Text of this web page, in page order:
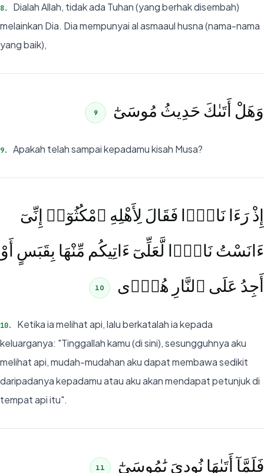
8.
Dialah Allah, tidak ada Tuhan (yang berhak disembah)
melainkan Dia. Dia mempunyai al asmaaul husna (nama-nama
yang baik),
وَهَلْ أَتَىٰكَ حَدِيثُ مُوسَىٰٓ 9
9. Apakah telah sampai kepadamu kisah Musa?
إِذْ رَءَا نَارًۭا فَقَالَ لِأَهْلِهِ ٱمْكُثُوٓا۟ إِنِّىٓ
ءَانَسْتُ نَارًۭا لَّعَلِّىٓ ءَاتِيكُم مِّنْهَا بِقَبَسٍ أَوْ
أَجِدُ عَلَى ٱلنَّارِ هُدًۭى
10
10.
Ketika ia melihat api, lalu berkatalah ia kepada
keluarganya: "Tinggallah kamu (di sini), sesungguhnya aku
melihat api, mudah-mudahan aku dapat membawa sedikit
daripadanya kepadamu atau aku akan mendapat petunjuk di
tempat api itu".
فَلَمَّآ أَتَىٰهَا نُودِىَ يَٰمُوسَىٰٓ 11